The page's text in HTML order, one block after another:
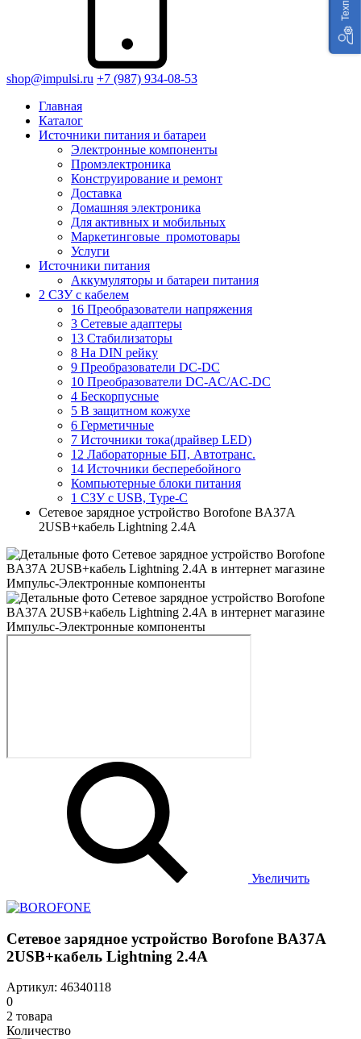
shop@impulsi.ru +7 (987) 934-08-53
Главная
Каталог
Источники питания и батареи
Электронные компоненты
Промэлектроника
Конструирование и ремонт
Доставка
Домашняя электроника
Для активных и мобильных
Маркетинговые_промотовары
Услуги
Источники питания
Аккумуляторы и батареи питания
2 СЗУ с кабелем
16 Преобразователи напряжения
3 Сетевые адаптеры
13 Стабилизаторы
8 На DIN рейку
9 Преобразователи DC-DC
10 Преобразователи DC-AC/AC-DC
4 Бескорпусные
5 В защитном кожухе
6 Герметичные
7 Источники тока(драйвер LED)
12 Лабораторные БП, Автотранс.
14 Источники бесперебойного
Компьютерные блоки питания
1 СЗУ с USB, Type-C
Сетевое зарядное устройство Borofone BA37A
2USB+кабель Lightning 2.4А
Увеличить
Сетевое зарядное устройство Borofone BA37A
2USB+кабель Lightning 2.4А
Артикул: 46340118
0
2 товара
Количество